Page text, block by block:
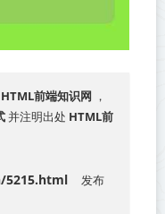
HTML前端知识网 ，
并注明出处 HTML前
发布